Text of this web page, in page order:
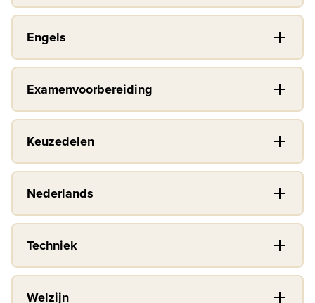
Engels
Examenvoorbereiding
Keuzedelen
Nederlands
Techniek
Welzijn